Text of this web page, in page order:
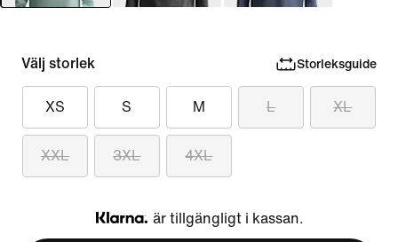
Välj storlek Storleksguide
XS S M L XL
XXL 3XL 4XL
Klarna
är tillgängligt i kassan.